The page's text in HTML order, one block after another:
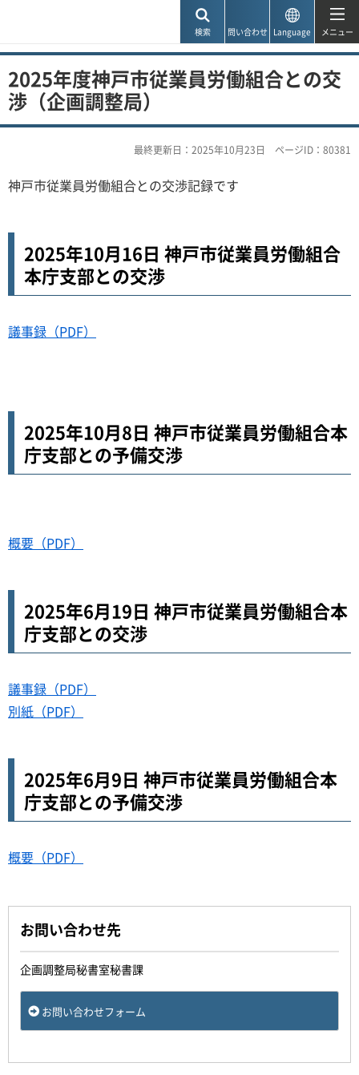
検索 問い合わせ Language メニュー
2025年度神戸市従業員労働組合との交
渉（企画調整局）
最終更新日：2025年10月23日 ページID：80381
神戸市従業員労働組合との交渉記録です
2025年10月16日 神戸市従業員労働組合
本庁支部との交渉
議事録（PDF）
2025年10月8日 神戸市従業員労働組合本
庁支部との予備交渉
概要（PDF）
2025年6月19日 神戸市従業員労働組合本
庁支部との交渉
議事録（PDF）
別紙（PDF）
2025年6月9日 神戸市従業員労働組合本
庁支部との予備交渉
概要（PDF）
お問い合わせ先
企画調整局秘書室秘書課
お問い合わせフォーム